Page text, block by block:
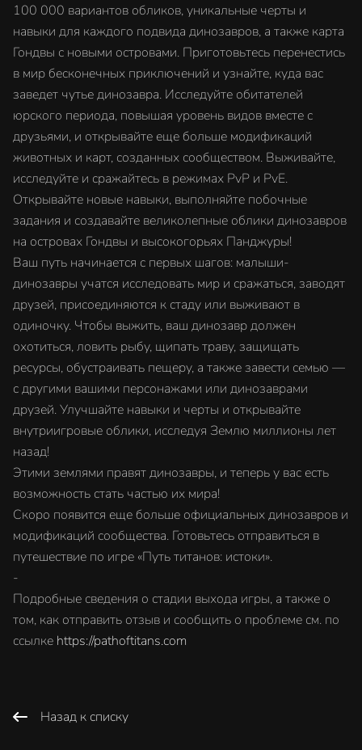
100 000 вариантов обликов, уникальные черты и
навыки для каждого подвида динозавров, а также карта
Гондвы с новыми островами. Приготовьтесь перенестись
в мир бесконечных приключений и узнайте, куда вас
заведет чутье динозавра. Исследуйте обитателей
юрского периода, повышая уровень видов вместе с
друзьями, и открывайте еще больше модификаций
животных и карт, созданных сообществом. Выживайте,
исследуйте и сражайтесь в режимах PvP и PvE.
Открывайте новые навыки, выполняйте побочные
задания и создавайте великолепные облики динозавров
на островах Гондвы и высокогорьях Панджуры!
Ваш путь начинается с первых шагов: малыши-
динозавры учатся исследовать мир и сражаться, заводят
друзей, присоединяются к стаду или выживают в
одиночку. Чтобы выжить, ваш динозавр должен
охотиться, ловить рыбу, щипать траву, защищать
ресурсы, обустраивать пещеру, а также завести семью —
с другими вашими персонажами или динозаврами
друзей. Улучшайте навыки и черты и открывайте
внутриигровые облики, исследуя Землю миллионы лет
назад!
Этими землями правят динозавры, и теперь у вас есть
возможность стать частью их мира!
Скоро появится еще больше официальных динозавров и
модификаций сообщества. Готовьтесь отправиться в
путешествие по игре «Путь титанов: истоки».
-
Подробные сведения о стадии выхода игры, а также о
том, как отправить отзыв и сообщить о проблеме см. по
ссылке https://pathoftitans.com
Назад к списку